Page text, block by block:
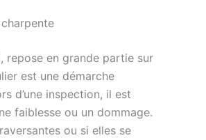
repose en grande partie sur
est une démarche
d’une inspection, il est
faiblesse ou un dommage.
ou si elles se